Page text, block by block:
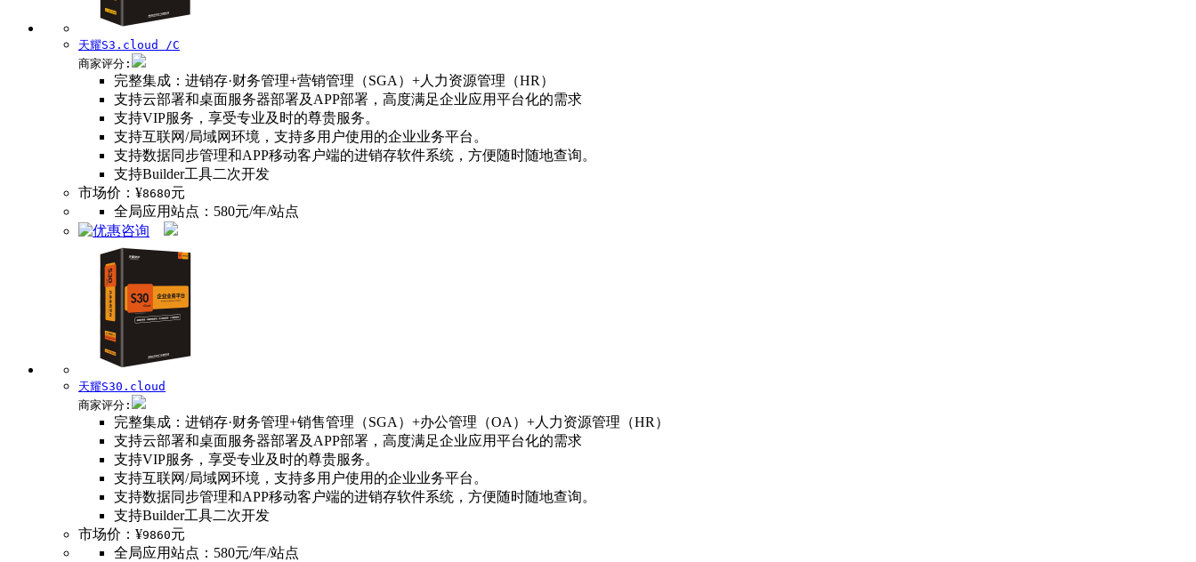
天耀S3.cloud /C
商家评分:
完整集成：进销存·财务管理+营销管理（SGA）+人力资源管理（HR）
支持云部署和桌面服务器部署及APP部署，高度满足企业应用平台化的需求
支持VIP服务，享受专业及时的尊贵服务。
支持互联网/局域网环境，支持多用户使用的企业业务平台。
支持数据同步管理和APP移动客户端的进销存软件系统，方便随时随地查询。
支持Builder工具二次开发
市场价：¥8680元
全局应用站点：580元/年/站点
天耀S30.cloud
商家评分:
完整集成：进销存·财务管理+销售管理（SGA）+办公管理（OA）+人力资源管理（HR）
支持云部署和桌面服务器部署及APP部署，高度满足企业应用平台化的需求
支持VIP服务，享受专业及时的尊贵服务。
支持互联网/局域网环境，支持多用户使用的企业业务平台。
支持数据同步管理和APP移动客户端的进销存软件系统，方便随时随地查询。
支持Builder工具二次开发
市场价：¥9860元
全局应用站点：580元/年/站点